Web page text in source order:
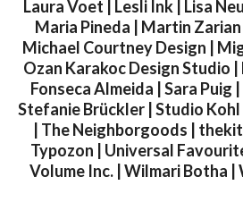
Laura Voet | Lesli Ink | Lisa
Maria Pineda | Martin Zarian
Michael Courtney Design |
Ozan Karakoc Design Studio
Fonseca Almeida | Sara Puig |
Stefanie Brückler | Studio
| The Neighborgoods |
Typozon | Universal
Volume Inc. | Wilmari Botha |